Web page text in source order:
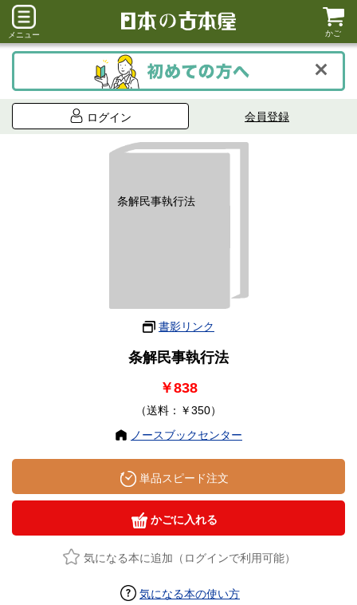
メニュー かご
ログイン 会員登録
条解民事執行法
書影リンク
条解民事執行法
￥838
（送料：￥350）
ノースブックセンター
単品スピード注文
かごに入れる
気になる本に追加（ログインで利用可能）
気になる本の使い方